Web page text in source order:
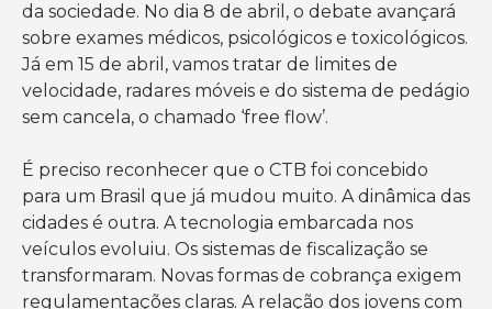
da sociedade. No dia 8 de abril, o debate avançará
sobre exames médicos, psicológicos e toxicológicos.
Já em 15 de abril, vamos tratar de limites de
velocidade, radares móveis e do sistema de pedágio
sem cancela, o chamado ‘free flow’.
É preciso reconhecer que o CTB foi concebido
para um Brasil que já mudou muito. A dinâmica das
cidades é outra. A tecnologia embarcada nos
veículos evoluiu. Os sistemas de fiscalização se
transformaram. Novas formas de cobrança exigem
regulamentações claras. A relação dos jovens com